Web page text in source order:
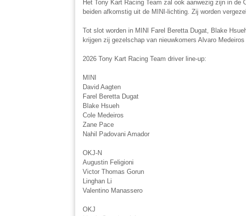
Het Tony Kart Racing Team zal ook aanwezig zijn in de
beiden afkomstig uit de MINI-lichting. Zij worden
Tot slot worden in MINI Farel Beretta Dugat, Blake
krijgen zij gezelschap van nieuwkomers Alvaro Medeiros
2026 Tony Kart Racing Team driver line-up:
MINI
David Aagten
Farel Beretta Dugat
Blake Hsueh
Cole Medeiros
Zane Pace
Nahil Padovani Amador
OKJ-N
Augustin Feligioni
Victor Thomas Gorun
Linghan Li
Valentino Manassero
OKJ